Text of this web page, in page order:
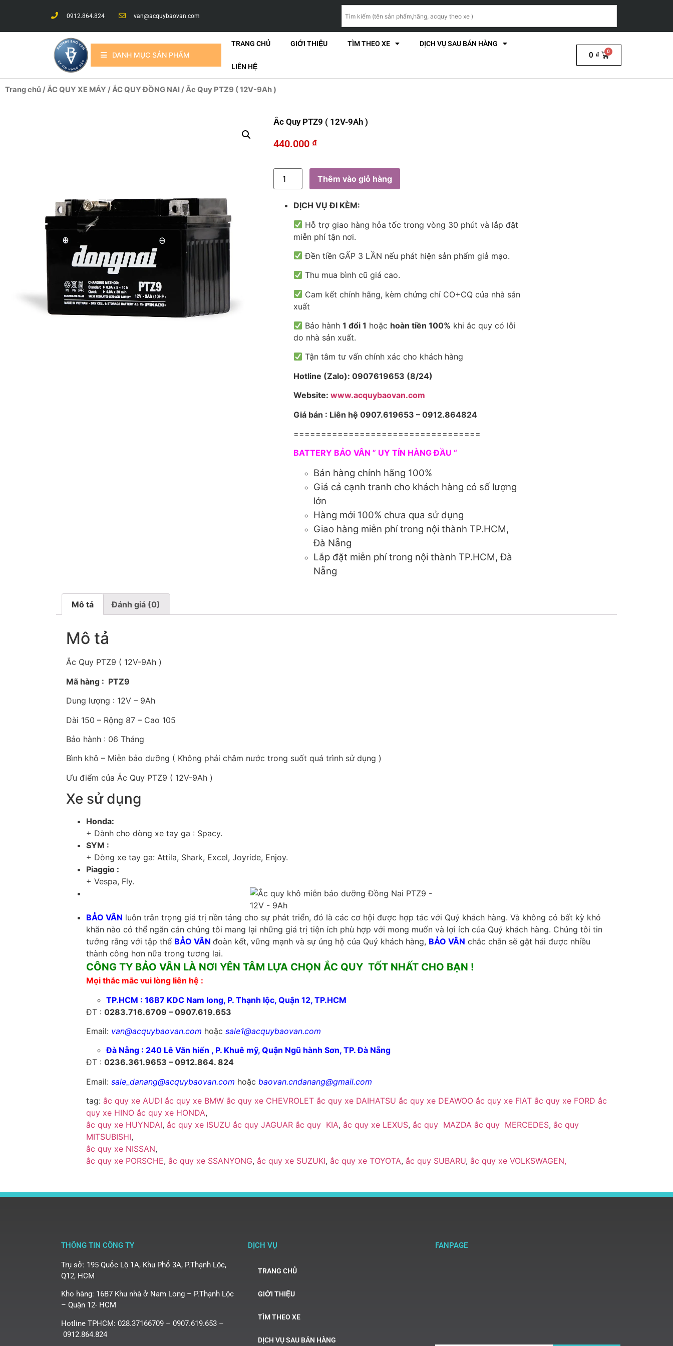
0912.864.824 van@acquybaovan.com
DANH MỤC SẢN PHẨM
TRANG CHỦ GIỚI THIỆU TÌM THEO XE DỊCH VỤ SAU BÁN HÀNG
LIÊN HỆ
0 ₫
Trang chủ/ẮC QUY XE MÁY /ẮC QUY ĐỒNG NAI/ Ắc Quy PTZ9 ( 12V-9Ah )
Ắc Quy PTZ9 ( 12V-9Ah )
440.000 ₫
Thêm vào giỏ hàng
DỊCH VỤ ĐI KÈM:
Hỗ trợ giao hàng hỏa tốc trong vòng 30 phút và lắp đặt
miễn phí tận nơi.
Đền tiền GẤP 3 LẦN nếu phát hiện sản phẩm giả mạo.
Thu mua bình cũ giá cao.
Cam kết chính hãng, kèm chứng chỉ CO+CQ của nhà sản
xuất
Bảo hành1 đổi 1 hoặc hoàn tiền 100% khi ắc quy có lỗi
do nhà sản xuất.
Tận tâm tư vấn chính xác cho khách hàng
Hotline (Zalo): 0907619653 (8/24)
Website:www.acquybaovan.com
Giá bán : Liên hệ 0907.619653 – 0912.864824
==================================
BATTERY BẢO VÂN ” UY TÍN HÀNG ĐẦU “
Bán hàng chính hãng 100%
Giá cả cạnh tranh cho khách hàng có số lượng
lớn
Hàng mới 100% chưa qua sử dụng
Giao hàng miễn phí trong nội thành TP.HCM,
Đà Nẵng
Lắp đặt miễn phí trong nội thành TP.HCM, Đà
Nẵng
Mô tả Đánh giá (0)
Mô tả
Ắc Quy PTZ9 ( 12V-9Ah )
Mã hàng : PTZ9
Dung lượng : 12V – 9Ah
Dài 150 – Rộng 87 – Cao 105
Bảo hành : 06 Tháng
Bình khô – Miễn bảo dưỡng ( Không phải châm nước trong suốt quá trình sử dụng )
Ưu điểm của Ắc Quy PTZ9 ( 12V-9Ah )
Xe sử dụng
Honda:
+ Dành cho dòng xe tay ga : Spacy.
SYM :
+ Dòng xe tay ga: Attila, Shark, Excel, Joyride, Enjoy.
Piaggio :
+ Vespa, Fly.
BẢO VÂN luôn trân trọng giá trị nền tảng cho sự phát triển, đó là các cơ hội được hợp tác với Quý khách hàng. Và không có bất kỳ khó
khăn nào có thể ngăn cản chúng tôi mang lại những giá trị tiện ích phù hợp với mong muốn và lợi ích của Quý khách hàng. Chúng tôi tin
tưởng rằng với tập thể BẢO VÂN đoàn kết, vững mạnh và sự ủng hộ của Quý khách hàng, BẢO VÂN chắc chắn sẽ gặt hái được nhiều
thành công hơn nữa trong tương lai.
CÔNG TY BẢO VÂN LÀ NƠI YÊN TÂM LỰA CHỌN ẮC QUY TỐT NHẤT CHO BẠN !
Mọi thắc mắc vui lòng liên hệ :
TP.HCM : 16B7 KDC Nam long, P. Thạnh lộc, Quận 12, TP.HCM
ĐT : 0283.716.6709 – 0907.619.653
Email: van@acquybaovan.com hoặc sale1@acquybaovan.com
Đà Nẵng : 240 Lê Văn hiến , P. Khuê mỹ, Quận Ngũ hành Sơn, TP. Đà Nẵng
ĐT : 0236.361.9653 – 0912.864. 824
Email: sale_danang@acquybaovan.com hoặc baovan.cndanang@gmail.com
tag: ắc quy xe AUDI ắc quy xe BMW ắc quy xe CHEVROLET ắc quy xe DAIHATSU ắc quy xe DEAWOO ắc quy xe FIAT ắc quy xe FORD ắc
quy xe HINO ắc quy xe HONDA,
ắc quy xe HUYNDAI, ắc quy xe ISUZU ắc quy JAGUAR ắc quy KIA, ắc quy xe LEXUS, ắc quy MAZDA ắc quy MERCEDES, ắc quy
MITSUBISHI,
ắc quy xe NISSAN,
ắc quy xe PORSCHE, ắc quy xe SSANYONG, ắc quy xe SUZUKI, ắc quy xe TOYOTA, ắc quy SUBARU, ắc quy xe VOLKSWAGEN,
THÔNG TIN CÔNG TY
Trụ sở: 195 Quốc Lộ 1A, Khu Phố 3A, P.Thạnh Lộc,
Q12, HCM
Kho hàng: 16B7 Khu nhà ở Nam Long – P.Thạnh Lộc
– Quận 12- HCM
Hotline TPHCM: 028.37166709 – 0907.619.653 –
0912.864.824
DỊCH VỤ
TRANG CHỦ
GIỚI THIỆU
TÌM THEO XE
DỊCH VỤ SAU BÁN HÀNG
FANPAGE